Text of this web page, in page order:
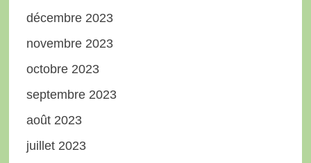
décembre 2023
novembre 2023
octobre 2023
septembre 2023
août 2023
juillet 2023